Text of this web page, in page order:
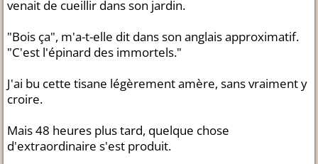
venait de cueillir dans son jardin.
"Bois ça", m'a-t-elle dit dans son anglais approximatif.
"C'est l'épinard des immortels."
J'ai bu cette tisane légèrement amère, sans vraiment y
croire.
Mais 48 heures plus tard, quelque chose
d'extraordinaire s'est produit.